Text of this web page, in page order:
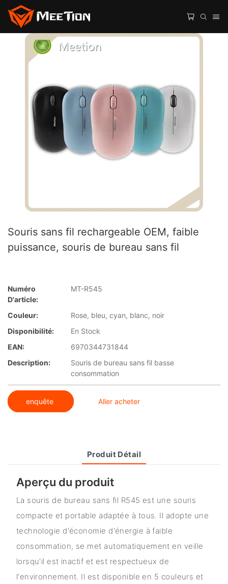
Souris sans fil rechargeable OEM, faible
puissance, souris de bureau sans fil
Numéro
D'article:
MT-R545
Couleur:
Rose, bleu, cyan, blanc, noir
Disponibilité:
En Stock
EAN:
6970344731844
Description:
Souris de bureau sans fil basse
consommation
enquête Aller acheter
Produit Détail
Aperçu du produit
La souris de bureau sans fil R545 est une souris
compacte et portable adaptée à tous. Il adopte une
technologie d'économie d'énergie à faible
consommation, se met automatiquement en veille
lorsqu'il est inactif et est respectueux de
l'environnement. Il est disponible en 5 couleurs et